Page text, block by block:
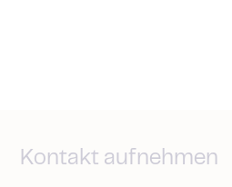
Kontakt aufnehmen